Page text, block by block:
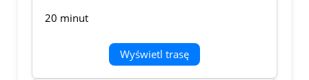
20 minut
Wyświetl trasę